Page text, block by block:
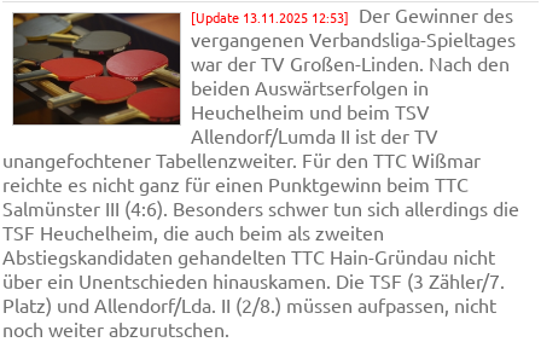
[Update 13.11.2025 12:53]
Der Gewinner des
vergangenen Verbandsliga-Spieltages
war der TV Großen-Linden. Nach den
beiden Auswärtserfolgen in
Heuchelheim und beim TSV
Allendorf/Lumda II ist der TV
unangefochtener Tabellenzweiter. Für den TTC Wißmar
reichte es nicht ganz für einen Punktgewinn beim TTC
Salmünster III (4:6). Besonders schwer tun sich allerdings die
TSF Heuchelheim, die auch beim als zweiten
Abstiegskandidaten gehandelten TTC Hain-Gründau nicht
über ein Unentschieden hinauskamen. Die TSF (3 Zähler/7.
Platz) und Allendorf/Lda. II (2/8.) müssen aufpassen, nicht
noch weiter abzurutschen.